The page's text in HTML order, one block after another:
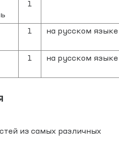
1
1 на русском языке
1 на русском языке
из самых различных